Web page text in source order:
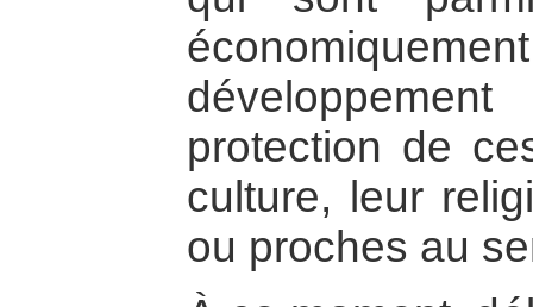
protection de
culture, leur
ou proches au